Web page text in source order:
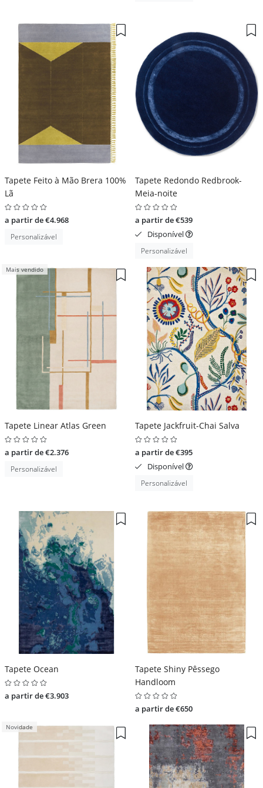
Tapete Feito à Mão Brera 100%
Lã
a partir de €4.968
Personalizável
Tapete Redondo Redbrook-
Meia-noite
a partir de €539
Disponível
Personalizável
Mais vendido
Tapete Linear Atlas Green
a partir de €2.376
Personalizável
Tapete Jackfruit-Chai Salva
a partir de €395
Disponível
Personalizável
Tapete Ocean
a partir de €3.903
Tapete Shiny Pêssego
Handloom
a partir de €650
Novidade